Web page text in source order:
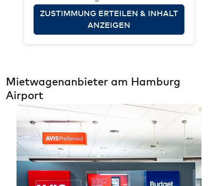
ZUSTIMMUNG ERTEILEN & INHALT
ANZEIGEN
Mietwagenanbieter am Hamburg
Airport